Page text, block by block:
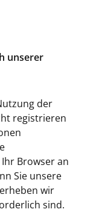
unserer
der
registrieren
Browser an
Sie unsere
wir
sind.